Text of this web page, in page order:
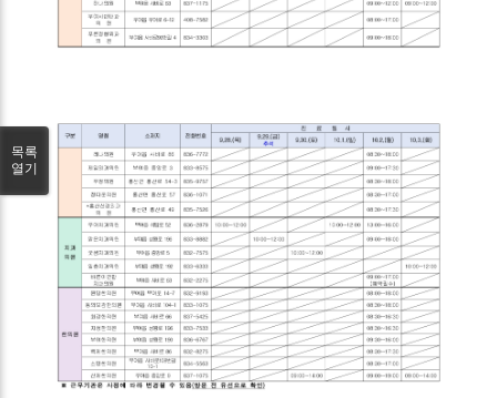
목록
열기